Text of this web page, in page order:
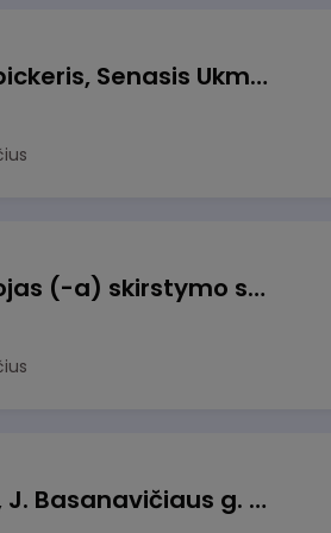
Prekių surinkėjas (-a) - pickeris, Senasis Ukmergės kelias 8, Avižieniai
Užsakymų komplektuotojas (-a) skirstymo sandėlyje
Pamainos vadovas (-ė), J. Basanavičiaus g. 6, Jonava